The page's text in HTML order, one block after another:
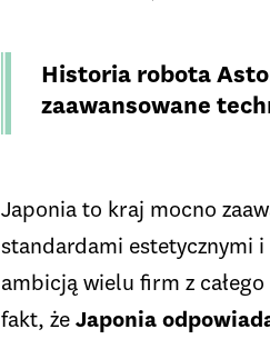
Historia robota
zaawansowane
Japonia to kraj mocno
standardami estetycznymi
ambicją wielu firm z
fakt, żeJaponia